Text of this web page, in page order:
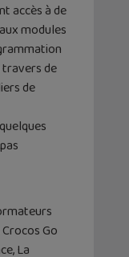
accès à de
modules
travers de
de
Go
La